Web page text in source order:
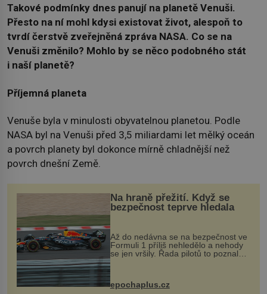
Takové podmínky dnes panují na planetě Venuši.
Přesto na ní mohl kdysi existovat život, alespoň to
tvrdí čerstvě zveřejněná zpráva NASA. Co se na
Venuši změnilo? Mohlo by se něco podobného stát
i naší planetě?
Příjemná planeta
Venuše byla v minulosti obyvatelnou planetou. Podle
NASA byl na Venuši před 3,5 miliardami let mělký oceán
a povrch planety byl dokonce mírně chladnější než
povrch dnešní Země.
Na hraně přežití. Když se
bezpečnost teprve hledala
Až do nedávna se na bezpečnost ve
Formuli 1 příliš nehledělo a nehody
se jen vršily. Řada pilotů to poznala
na vlastní kůži, často s trvalými
následky nebo bohužel i ztrátou
života. Dnes nepochopiteln...
epochaplus.cz